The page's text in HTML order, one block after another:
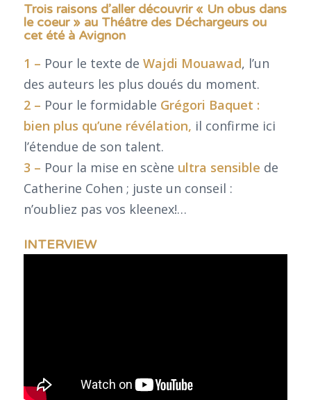
Trois raisons d’aller découvrir « Un obus dans
le coeur » au Théâtre des Déchargeurs ou
cet été à Avignon
1 – Pour le texte de Wajdi Mouawad, l’un
des auteurs les plus doués du moment.
2 – Pour le formidable Grégori Baquet :
bien plus qu’une révélation, il confirme ici
l’étendue de son talent.
3 – Pour la mise en scène ultra sensible de
Catherine Cohen ; juste un conseil :
n’oubliez pas vos kleenex!…
INTERVIEW